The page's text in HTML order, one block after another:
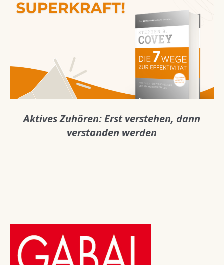
Aktives Zuhören: Erst verstehen, dann
verstanden werden